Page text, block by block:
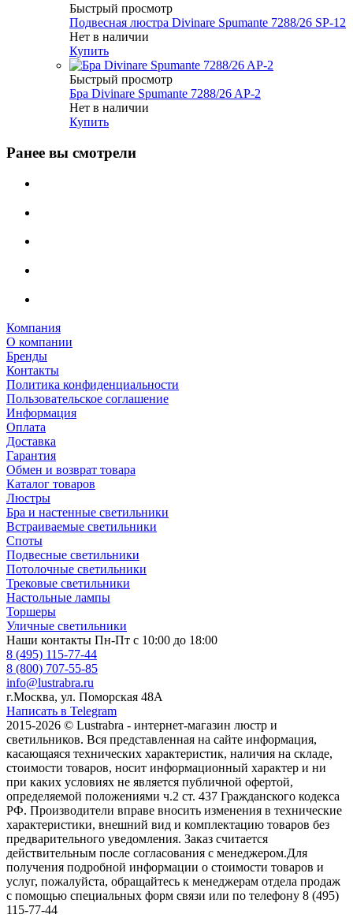
Быстрый просмотр
Подвесная люстра Divinare Spumante 7288/26 SP-12
Нет в наличии
Купить
Быстрый просмотр
Бра Divinare Spumante 7288/26 AP-2
Нет в наличии
Купить
Ранее вы смотрели
Компания
О компании
Бренды
Контакты
Политика конфиденциальности
Пользовательское соглашение
Информация
Оплата
Доставка
Гарантия
Обмен и возврат товара
Каталог товаров
Люстры
Бра и настенные светильники
Встраиваемые светильники
Споты
Подвесные светильники
Потолочные светильники
Трековые светильники
Настольные лампы
Торшеры
Уличные светильники
Наши контакты Пн-Пт с 10:00 до 18:00
8 (495) 115-77-44
8 (800) 707-55-85
info@lustrabra.ru
г.Москва, ул. Поморская 48А
Написать в Telegram
2015-2026 © Lustrabra - интернет-магазин люстр и
светильников. Вся представленная на сайте информация,
касающаяся технических характеристик, наличия на складе,
стоимости товаров, носит информационный характер и ни
при каких условиях не является публичной офертой,
определяемой положениями ч.2 ст. 437 Гражданского кодекса
РФ. Производители вправе вносить изменения в технические
характеристики, внешний вид и комплектацию товаров без
предварительного уведомления. Заказ считается
действительным после согласования с менеджером.Для
получения подробной информации о стоимости товаров и
услуг, пожалуйста, обращайтесь к менеджерам отдела продаж
с помощью специальных форм связи или по телефону 8 (495)
115-77-44